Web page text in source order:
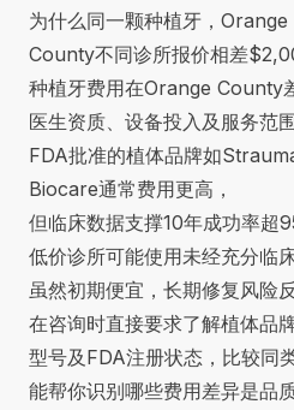
为什么同一颗种植牙，Orange
County不同诊所报价相差
种植牙费用在Orange County
医生资质、设备投入及服务范
FDA批准的植体品牌如
Biocare通常费用更高，
但临床数据支撑10年成功率超
低价诊所可能使用未经充分临
虽然初期便宜，长期修复风险
在咨询时直接要求了解植体品牌
型号及FDA注册状态，比较同
能帮你识别哪些费用差异是品